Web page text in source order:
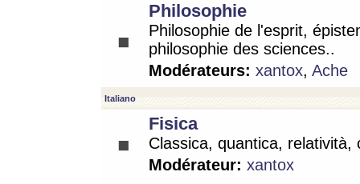
Philosophie
Philosophie de l'esprit,
philosophie des sciences..
Modérateurs: xantox, Ache
Italiano
Fisica
Classica, quantica, relatività,
Modérateur: xantox